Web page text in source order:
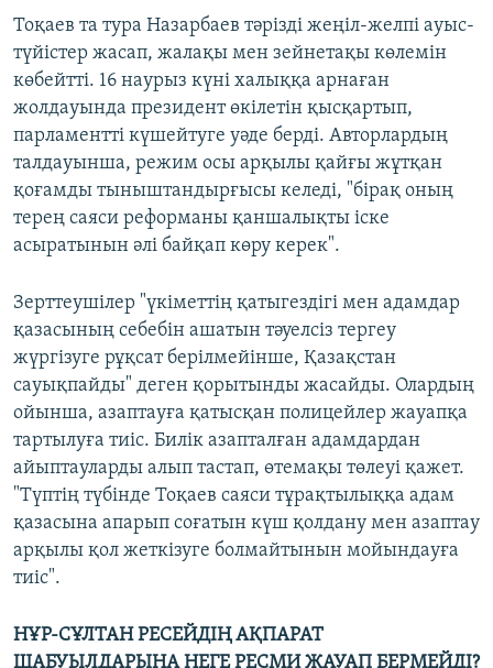
Тоқаев та тура Назарбаев тәрізді жеңіл-желпі ауыс-
түйістер жасап, жалақы мен зейнетақы көлемін
көбейтті. 16 наурыз күні халыққа арнаған
жолдауында президент өкілетін қысқартып,
парламентті күшейтуге уәде берді. Авторлардың
талдауынша, режим осы арқылы қайғы жұтқан
қоғамды тыныштандырғысы келеді, "бірақ оның
терең саяси реформаны қаншалықты іске
асыратынын әлі байқап көру керек".
Зерттеушілер "үкіметтің қатыгездігі мен адамдар
қазасының себебін ашатын тәуелсіз тергеу
жүргізуге рұқсат берілмейінше, Қазақстан
сауықпайды" деген қорытынды жасайды. Олардың
ойынша, азаптауға қатысқан полицейлер жауапқа
тартылуға тиіс. Билік азапталған адамдардан
айыптауларды алып тастап, өтемақы төлеуі қажет.
"Түптің түбінде Тоқаев саяси тұрақтылыққа адам
қазасына апарып соғатын күш қолдану мен азаптау
арқылы қол жеткізуге болмайтынын мойындауға
тиіс".
НҰР-СҰЛТАН РЕСЕЙДІҢ АҚПАРАТ
ШАБУЫЛДАРЫНА НЕГЕ РЕСМИ ЖАУАП БЕРМЕЙДІ?